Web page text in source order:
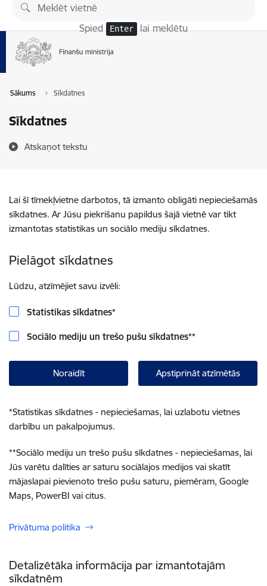
Pāriet uz lapas saturu
Spied Enter lai meklētu
Sākums Sīkdatnes
Sīkdatnes
Atskaņot tekstu
Lai šī tīmekļvietne darbotos, tā izmanto obligāti nepieciešamās
sīkdatnes. Ar Jūsu piekrišanu papildus šajā vietnē var tikt
izmantotas statistikas un sociālo mediju sīkdatnes.
Pielāgot sīkdatnes
Lūdzu, atzīmējiet savu izvēli:
Statistikas sīkdatnes*
Sociālo mediju un trešo pušu sīkdatnes**
Noraidīt Apstiprināt atzīmētās
*Statistikas sīkdatnes - nepieciešamas, lai uzlabotu vietnes
darbību un pakalpojumus.
**Sociālo mediju un trešo pušu sīkdatnes - nepieciešamas, lai
Jūs varētu dalīties ar saturu sociālajos medijos vai skatīt
mājaslapai pievienoto trešo pušu saturu, piemēram, Google
Maps, PowerBI vai citus.
Privātuma politika
Detalizētāka informācija par izmantotajām
sīkdatnēm